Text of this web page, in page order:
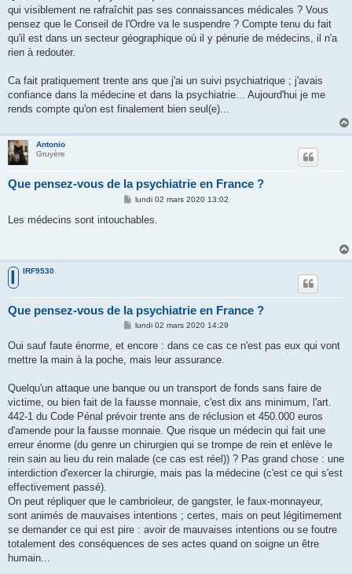
qui visiblement ne rafraîchit pas ses connaissances médicales ? Vous
pensez que le Conseil de l'Ordre va le suspendre ? Compte tenu du fait
qu'il est dans un secteur géographique où il y pénurie de médecins, il n'a
rien à redouter.
Ca fait pratiquement trente ans que j'ai un suivi psychiatrique ; j'avais
confiance dans la médecine et dans la psychiatrie... Aujourd'hui je me
rends compte qu'on est finalement bien seul(e)...
Antonio
Gruyère
Que pensez-vous de la psychiatrie en France ?
M
s
lundi 02 mars 2020 13:02
Les médecins sont intouchables.
I IRF9530
Que pensez-vous de la psychiatrie en France ?
M
s
a
lundi 02 mars 2020 14:29
Oui sauf faute énorme, et encore : dans ce cas ce n'est pas eux qui vont
mettre la main à la poche, mais leur assurance.
Quelqu'un attaque une banque ou un transport de fonds sans faire de
victime, ou bien fait de la fausse monnaie, c'est dix ans minimum, l'art.
442-1 du Code Pénal prévoir trente ans de réclusion et 450.000 euros
d'amende pour la fausse monnaie. Que risque un médecin qui fait une
erreur énorme (du genre un chirurgien qui se trompe de rein et enlève le
rein sain au lieu du rein malade (ce cas est réel)) ? Pas grand chose : une
interdiction d'exercer la chirurgie, mais pas la médecine (c'est ce qui s'est
effectivement passé).
On peut répliquer que le cambrioleur, de gangster, le faux-monnayeur,
sont animés de mauvaises intentions ; certes, mais on peut légitimement
se demander ce qui est pire : avoir de mauvaises intentions ou se foutre
totalement des conséquences de ses actes quand on soigne un être
humain...